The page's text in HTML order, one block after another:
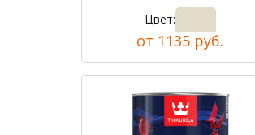
Цвет:
от 1135 руб.